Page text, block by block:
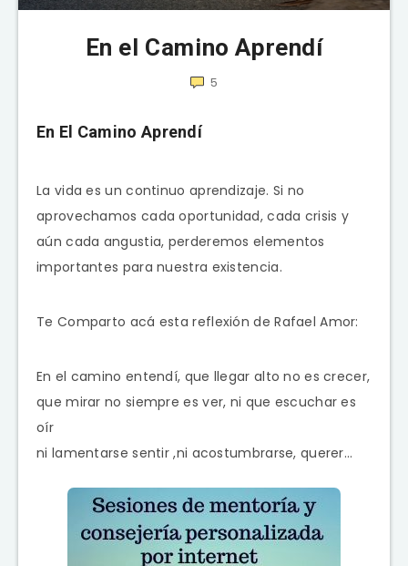
En el Camino Aprendí
5
En El Camino Aprendí
La vida es un continuo aprendizaje. Si no
aprovechamos cada oportunidad, cada crisis y
aún cada angustia, perderemos elementos
importantes para nuestra existencia.
Te Comparto acá esta reflexión de Rafael Amor:
En el camino entendí, que llegar alto no es crecer,
que mirar no siempre es ver, ni que escuchar es
oír
ni lamentarse sentir ,ni acostumbrarse, querer…